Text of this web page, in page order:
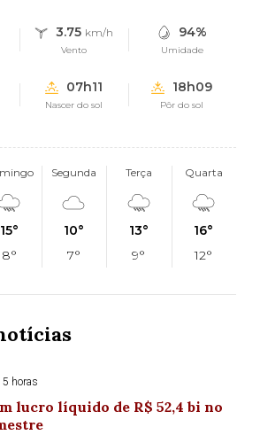
3.75 km/h
Vento
94%
Umidade
07h11
Nascer do sol
18h09
Pôr do sol
15°
8°
Segunda
10°
7°
Terça
13°
9°
Quarta
16°
12°
5 horas
lucro líquido de R$ 52,4 bi no